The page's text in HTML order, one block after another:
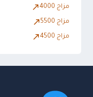
مزاج 4000
مزاج 5500
مزاج 4500